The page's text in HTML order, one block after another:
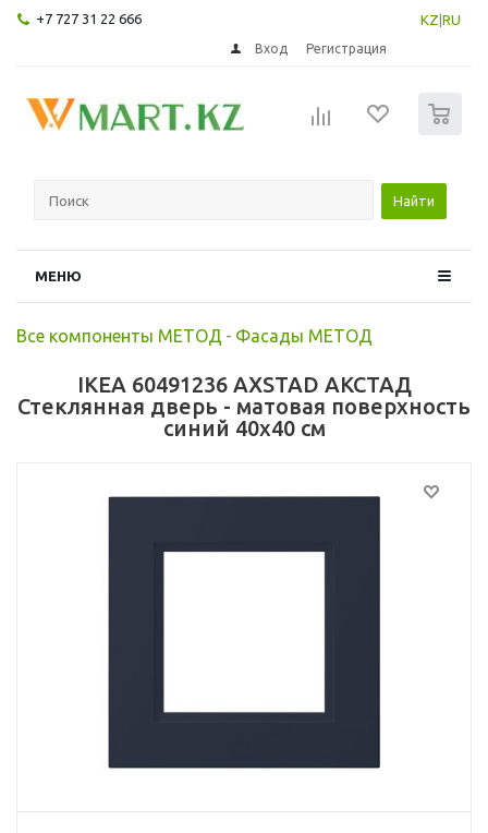
+7 727 31 22 666 KZ RU
Вход Регистрация
Найти
МЕНЮ
Все компоненты МЕТОД - Фасады МЕТОД
IKEA 60491236 AXSTAD АКСТАД
Стеклянная дверь - матовая поверхность
синий 40x40 см